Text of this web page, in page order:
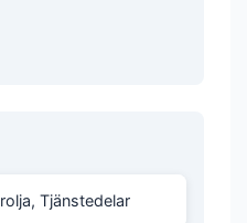
Tjänstedelar